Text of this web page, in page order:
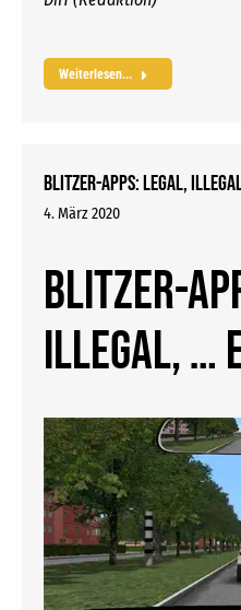
Weiterlesen...
Blitzer-Apps: Legal,
4. März 2020
Blitzer-
illegal, …